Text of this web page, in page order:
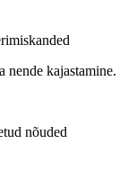
nende kajastamine.
nõuded